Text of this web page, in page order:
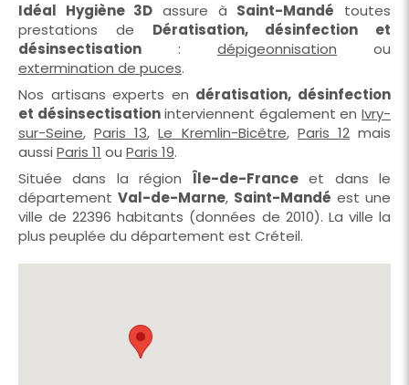
Idéal Hygiène 3D assure à Saint-Mandé toutes
prestations de Dératisation, désinfection et
désinsectisation : dépigeonnisation ou
extermination de puces.
Nos artisans experts en dératisation, désinfection
et désinsectisationinterviennent également enIvry-
sur-Seine,Paris 13,Le Kremlin-Bicêtre, Paris 12mais
aussi Paris 11 ou Paris 19.
Située dans la région Île-de-Franceet dans le
département Val-de-Marne, Saint-Mandé est une
ville de 22396 habitants (données de 2010). La ville la
plus peuplée du département est Créteil.